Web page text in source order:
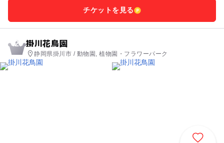
チケットを見る
2 掛川花鳥園
静岡県掛川市 / 動物園, 植物園・フラワーパーク